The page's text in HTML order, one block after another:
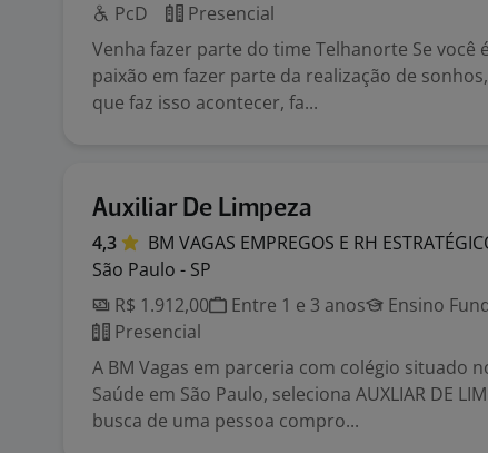
PcD
Presencial
Venha fazer parte do time Telhanorte Se você
paixão em fazer parte da realização de
que faz isso acontecer, fa...
Auxiliar De Limpeza
4,3 BM VAGAS EMPREGOS E RH
São Paulo - SP
R$ 1.912,00
Entre 1 e 3 anos
Ensino
Presencial
A BM Vagas em parceria com colégio situado
Saúde em São Paulo, seleciona AUXLIAR DE
busca de uma pessoa compro...